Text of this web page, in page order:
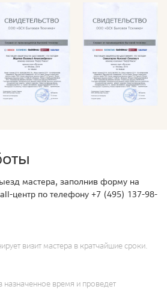
мастера, заполнив форму на
центр по телефону +7 (495) 137-98-
визит мастера в кратчайшие сроки.
назначенное время и проведет